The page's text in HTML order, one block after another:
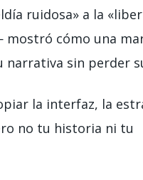
ruidosa» a la
cómo una
narrativa sin perder
la interfaz, la
no tu historia ni tu